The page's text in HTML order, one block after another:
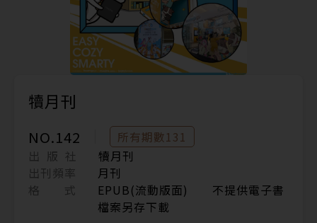
犢月刊
NO.142
所有期數131
出 版 社
犢月刊
出刊頻率
月刊
格 式
EPUB(流動版面) 不提供電子書
檔案另存下載